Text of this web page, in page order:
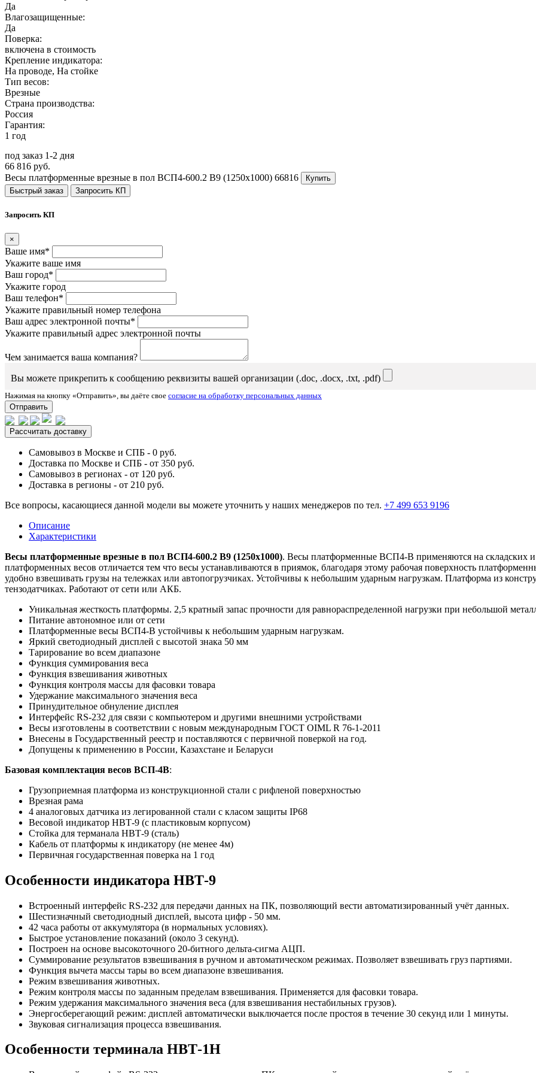
Да
Влагозащищенные:
Да
Поверка:
включена в стоимость
Крепление индикатора:
На проводе, На стойке
Тип весов:
Врезные
Страна производства:
Россия
Гарантия:
1 год
под заказ 1-2 дня
66 816 руб.
Весы платформенные врезные в пол ВСП4-600.2 В9 (1250х1000) 66816
Купить
Быстрый заказ
Запросить КП
Запросить КП
×
Ваше имя*
Укажите ваше имя
Ваш город*
Укажите город
Ваш телефон*
Укажите правильный номер телефона
Ваш адрес электронной почты*
Укажите правильный адрес электронной почты
Чем занимается ваша компания?
Вы можете прикрепить к сообщению реквизиты вашей организации (.doc, .docx, .txt, .pdf)
Нажимая на кнопку «Отправить», вы даёте свое согласие на обработку персональных данных
Отправить
Рассчитать доставку
Самовывоз в Москве и СПБ - 0 руб.
Доставка по Москве и СПБ - от 350 руб.
Самовывоз в регионах - от 120 руб.
Доставка в регионы - от 210 руб.
Все вопросы, касающиеся данной модели вы можете уточнить у наших менеджеров по тел. +7 499 653 9196
Описание
Характеристики
Весы платформенные врезные в пол ВСП4-600.2 В9 (1250х1000). Весы платформенные ВСП4-В применяются на складских
платформенных весов отличается тем что весы устанавливаются в приямок, благодаря этому рабочая поверхность
удобно взвешивать грузы на тележках или автопогрузчиках. Устойчивы к небольшим ударным нагрузкам. Платформа из
тензодатчиках. Работают от сети или АКБ.
Уникальная жесткость платформы. 2,5 кратный запас прочности для равнораспределенной нагрузки при небольшой
Питание автономное или от сети
Платформенные весы ВСП4-В устойчивы к небольшим ударным нагрузкам.
Яркий светодиодный дисплей с высотой знака 50 мм
Тарирование во всем диапазоне
Функция суммирования веса
Функция взвешивания животных
Функция контроля массы для фасовки товара
Удержание максимального значения веса
Принудительное обнуление дисплея
Интерфейс RS-232 для связи с компьютером и другими внешними устройствами
Весы изготовлены в соответствии с новым международным ГОСТ OIML R 76-1-2011
Внесены в Государственный реестр и поставляются с первичной поверкой на год.
Допущены к применению в России, Казахстане и Беларуси
Базовая комплектация весов ВСП-4В:
Грузоприемная платформа из конструкционной стали с рифленой поверхностью
Врезная рама
4 аналоговых датчика из легированной стали с класом защиты IP68
Весовой индикатор НВТ-9 (с пластиковым корпусом)
Стойка для терманала НВТ-9 (сталь)
Кабель от платформы к индикатору (не менее 4м)
Первичная государственная поверка на 1 год
Особенности индикатора НВТ-9
Встроенный интерфейс RS-232 для передачи данных на ПК, позволяющий вести автоматизированный учёт данных.
Шестизначный светодиодный дисплей, высота цифр - 50 мм.
42 часа работы от аккумулятора (в нормальных условиях).
Быстрое установление показаний (около 3 секунд).
Построен на основе высокоточного 20-битного дельта-сигма АЦП.
Суммирование результатов взвешивания в ручном и автоматическом режимах. Позволяет взвешивать груз партиями.
Функция вычета массы тары во всем диапазоне взвешивания.
Режим взвешивания животных.
Режим контроля массы по заданным пределам взвешивания. Применяется для фасовки товара.
Режим удержания максимального значения веса (для взвешивания нестабильных грузов).
Энергосберегающий режим: дисплей автоматически выключается после простоя в течение 30 секунд или 1 минуты.
Звуковая сигнализация процесса взвешивания.
Особенности терминала НВТ-1Н